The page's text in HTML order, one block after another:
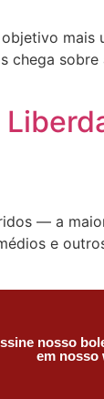
mais
chega
— a
e
nosso
em nosso